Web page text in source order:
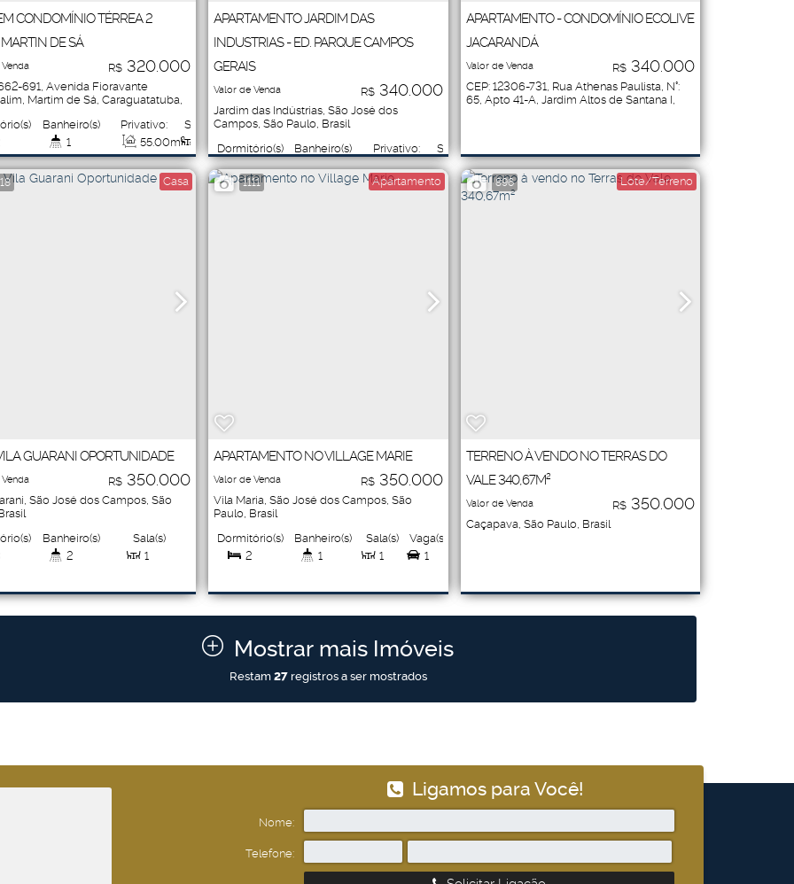
CONDOMÍNIO TÉRREA 2
DE SÁ
R$ 320.000
691, Avenida Fioravante
, Martim de Sá, Caraguatatuba,
1
Banheiro(s)
Privativo:
55.00m²
Sala(s)
.00
Vaga(s)
Útil:
.00m²
APARTAMENTO JARDIM DAS
INDUSTRIAS - ED. PARQUE CAMPOS
GERAIS
R$340.000
Valor de Venda
Jardim das Indústrias, São José dos
Campos, São Paulo, Brasil
2
Dormitório(s)
1
Banheiro(s)
Privativo:
44.00m²
Sala(s)
Vaga(s)
APARTAMENTO - CONDOMÍNIO ECOLIVE
JACARANDÁ
R$ 340.000
Valor de Venda
CEP: 12306-731, Rua Athenas Paulista, N°:
65, Apto 41-A, Jardim Altos de Santana I,
Casa
GUARANI OPORTUNIDADE
R$ 350.000
, São José dos Campos, São
2
Banheiro(s)
1
Sala(s)
2
Suíte(s)
.00m² 2
300.00m²
300.00m²
1111 Apartamento
APARTAMENTO NO VILLAGE MARIE
R$350.000
Valor de Venda
Vila Maria, São José dos Campos, São
Paulo, Brasil
2
Dormitório(s)
1
Banheiro(s)
1
Sala(s)
1
Vaga(s)
62.00m²
62.00m²
896 Lote/Terreno
TERRENO À VENDO NO TERRAS DO
VALE 340,67M²
R$ 350.000
Valor de Venda
Caçapava, São Paulo, Brasil
Mostrar mais Imóveis
Restam 27registros a ser mostrados
Ligamos para Você!
Nome:
Telefone: